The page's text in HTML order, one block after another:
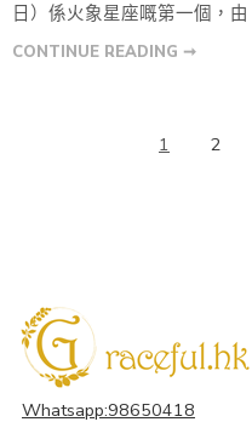
日）係火象星座嘅第一個，
CONTINUE READING ➞
1 2
Whatsapp:98650418